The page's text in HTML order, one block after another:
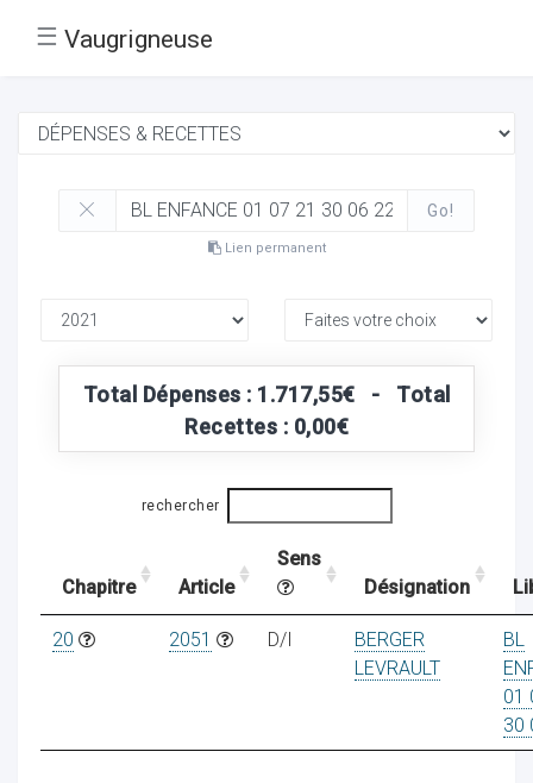
☰ Vaugrigneuse
Go!
Lien permanent
Total Dépenses : 1.717,55€ - Total
Recettes : 0,00€
rechercher
Chapitre Article
Sens
Désignation
20 2051 D/I
BERGER
LEVRAULT
BL
01
30